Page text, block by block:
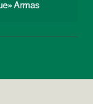
Armas